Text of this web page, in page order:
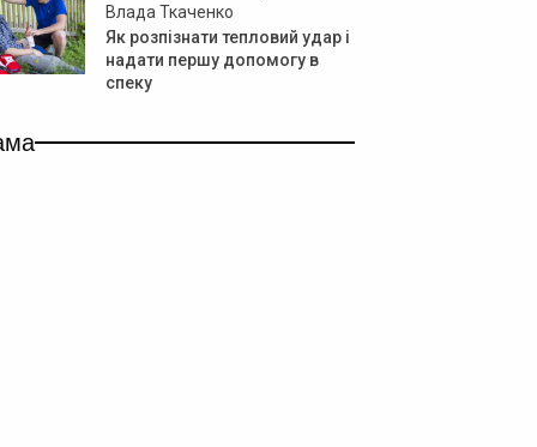
Влада Ткаченко
Як розпізнати тепловий удар і
надати першу допомогу в
спеку